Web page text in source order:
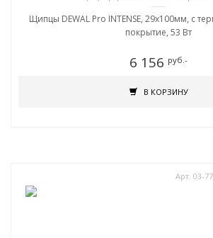
Щипцы DEWAL Pro INTENSE, 29х100мм, с
покрытие, 53 Вт
6 156 руб.-
В КОРЗИНУ
Арт. 03-